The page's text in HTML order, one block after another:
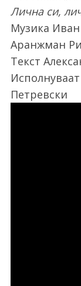
Лична си,
Музика
Аранжман
Текст
Петревски